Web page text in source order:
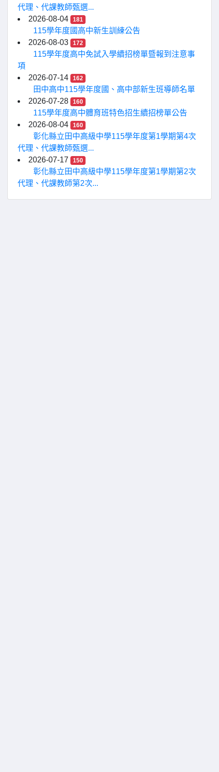
代理、代課教師甄選...
2026-08-04
181
115學年度國高中新生訓練公告
2026-08-03
172
115學年度高中免試入學續招榜單暨報到注意事
項
2026-07-14
162
田中高中115學年度國、高中部新生班導師名單
2026-07-28
160
115學年度高中體育班特色招生續招榜單公告
2026-08-04
160
彰化縣立田中高級中學115學年度第1學期第4次
代理、代課教師甄選...
2026-07-17
150
彰化縣立田中高級中學115學年度第1學期第2次
代理、代課教師第2次...